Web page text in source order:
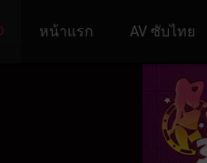
หน้าแรก AV ซับไทย